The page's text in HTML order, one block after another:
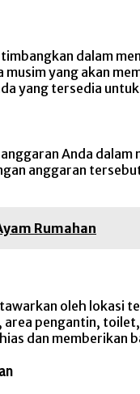
dalam
yang akan
yang tersedia
Anda
anggaran
Rumahan
oleh lokasi
pengantin,
dan memberikan